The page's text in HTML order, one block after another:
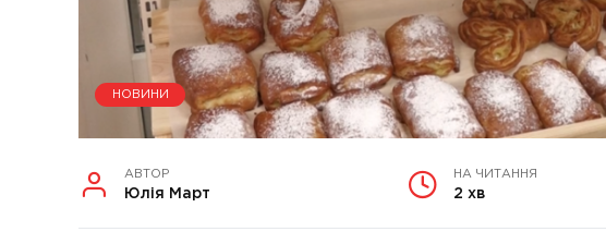
НОВИНИ
АВТОР
Юлія Март
НА ЧИТАННЯ
2 хв